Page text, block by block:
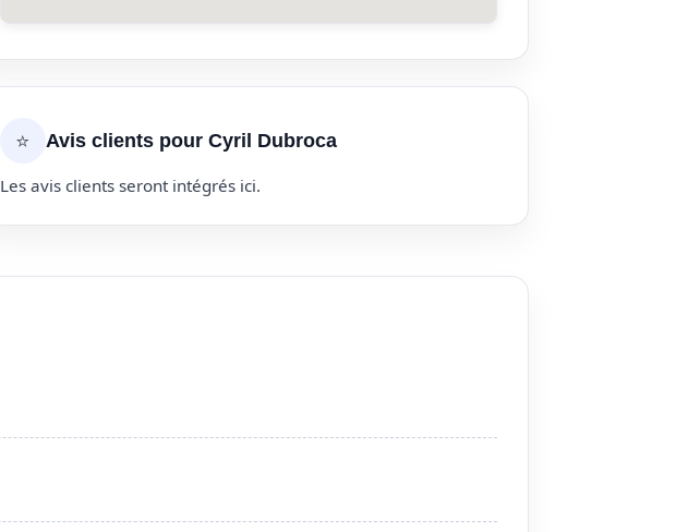
⭐ Avis clients pour Cyril Dubroca
Les avis clients seront intégrés ici.